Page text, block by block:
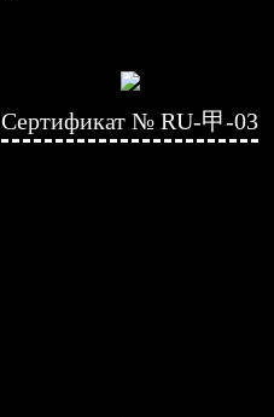
Сертификат № RU-甲-03